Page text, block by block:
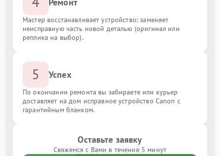
Мастер восстанавливает устройство: заменяет
неисправную часть новой деталью (оригинал или
реплика на выбор).
5 Успех
По окончании ремонта вы забираете или курьер
доставляет на дом исправное устройство Canon с
гарантийным бланком.
Оставьте заявку
Свяжемся с Вами в течение 5 минут